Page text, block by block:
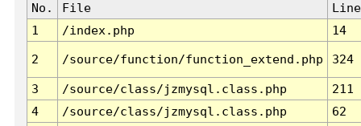
No. File
Line
1
/index.php 14
2 /source/function/function_extend.php 324
3 /source/class/jzmysql.class.php
211
4
/source/class/jzmysql.class.php
62